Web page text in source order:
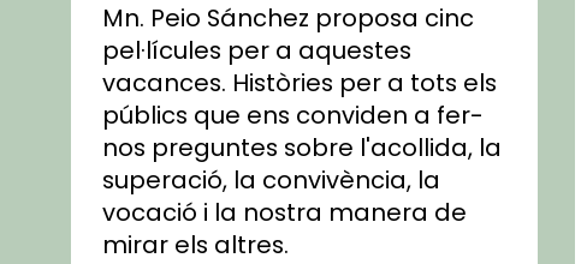
Mn. Peio Sánchez proposa cinc
pel·lícules per a aquestes
vacances. Històries per a tots els
públics que ens conviden a fer-
nos preguntes sobre l'acollida, la
superació, la convivència, la
vocació i la nostra manera de
mirar els altres.